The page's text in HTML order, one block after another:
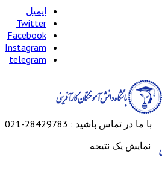
ایمیل
Twitter
Facebook
Instagram
telegram
با ما در تماس باشید : 28429783-021
نمایش یک نتیجه